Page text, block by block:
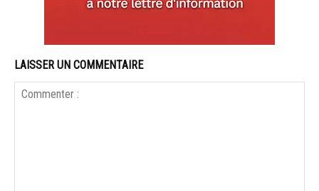
LAISSER UN COMMENTAIRE